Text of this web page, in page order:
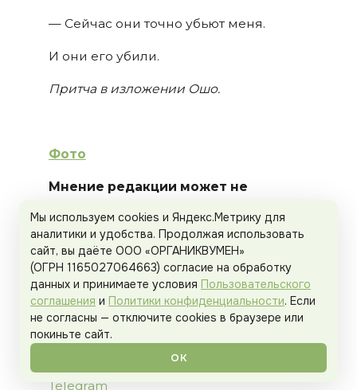
— Сейчас они точно убьют меня.
И они его убили.
Притча в изложении Ошо.
Фото
Мнение редакции может не
В случае проблем со здоровьем не
занимайтесь самолечением,
проконсультируйтесь с врачом.
Нравятся наши тексты?
Присоединяйтесь к нам в соцсетях,
чтобы быть в курсе всего самого
свежего и интересного!
InstagramFacebookVK
Telegram
Мы используем cookies и Яндекс.Метрику для
аналитики и удобства. Продолжая использовать
сайт, вы даёте ООО «ОРГАНИКВУМЕН»
(ОГРН 1165027064663) согласие на обработку
данных и принимаете условия Пользовательского
соглашения и Политики конфиденциальности. Если
не согласны — отключите cookies в браузере или
покиньте сайт.
ОК